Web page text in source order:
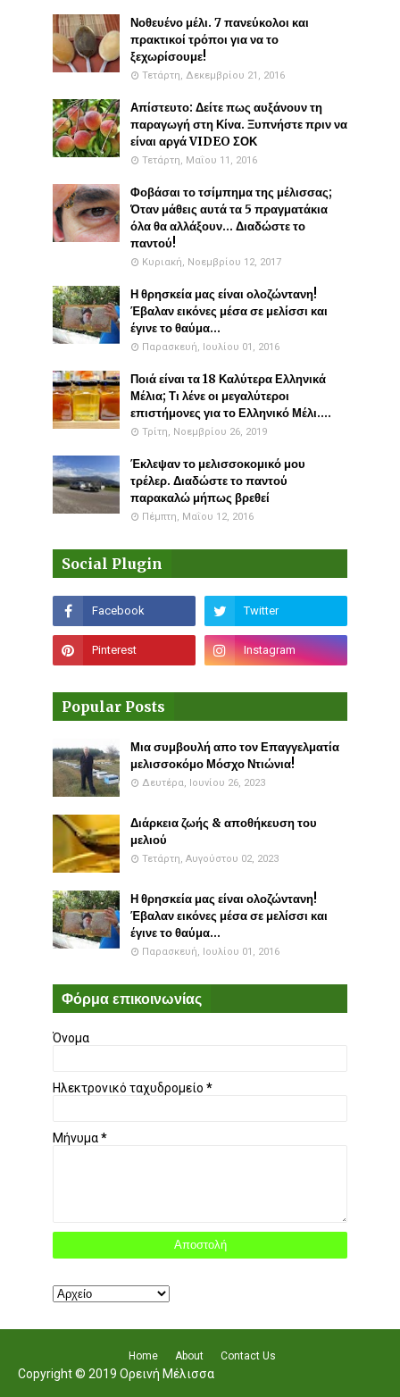
Νοθευένο μέλι. 7 πανεύκολοι και
πρακτικοί τρόποι για να το
ξεχωρίσουμε!
Τετάρτη, Δεκεμβρίου 21, 2016
Απίστευτο: Δείτε πως αυξάνουν τη
παραγωγή στη Κίνα. Ξυπνήστε πριν να
είναι αργά VIDEO ΣΟΚ
Τετάρτη, Μαΐου 11, 2016
Φοβάσαι το τσίμπημα της μέλισσας;
Όταν μάθεις αυτά τα 5 πραγματάκια
όλα θα αλλάξουν... Διαδώστε το
παντού!
Κυριακή, Νοεμβρίου 12, 2017
Η θρησκεία μας είναι ολοζώντανη!
Έβαλαν εικόνες μέσα σε μελίσσι και
έγινε το θαύμα...
Παρασκευή, Ιουλίου 01, 2016
Ποιά είναι τα 18 Καλύτερα Ελληνικά
Μέλια; Τι λένε οι μεγαλύτεροι
επιστήμονες για το Ελληνικό Μέλι....
Τρίτη, Νοεμβρίου 26, 2019
Έκλεψαν το μελισσοκομικό μου
τρέλερ. Διαδώστε το παντού
παρακαλώ μήπως βρεθεί
Πέμπτη, Μαΐου 12, 2016
Social Plugin
Popular Posts
Μια συμβουλή απο τον Επαγγελματία
μελισσοκόμο Μόσχο Ντιώνια!
Δευτέρα, Ιουνίου 26, 2023
Διάρκεια ζωής & αποθήκευση του
μελιού
Τετάρτη, Αυγούστου 02, 2023
Η θρησκεία μας είναι ολοζώντανη!
Έβαλαν εικόνες μέσα σε μελίσσι και
έγινε το θαύμα...
Παρασκευή, Ιουλίου 01, 2016
Φόρμα επικοινωνίας
Όνομα
Ηλεκτρονικό ταχυδρομείο *
Μήνυμα*
Home About Contact Us
Copyright © 2019 Ορεινή Μέλισσα